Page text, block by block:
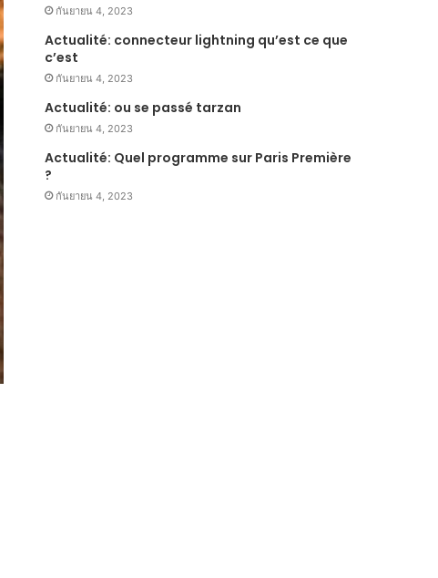
กันยายน 4, 2023
Actualité: connecteur lightning qu’est ce que
c’est
กันยายน 4, 2023
Actualité: ou se passé tarzan
กันยายน 4, 2023
Actualité: Quel programme sur Paris Première
?
กันยายน 4, 2023